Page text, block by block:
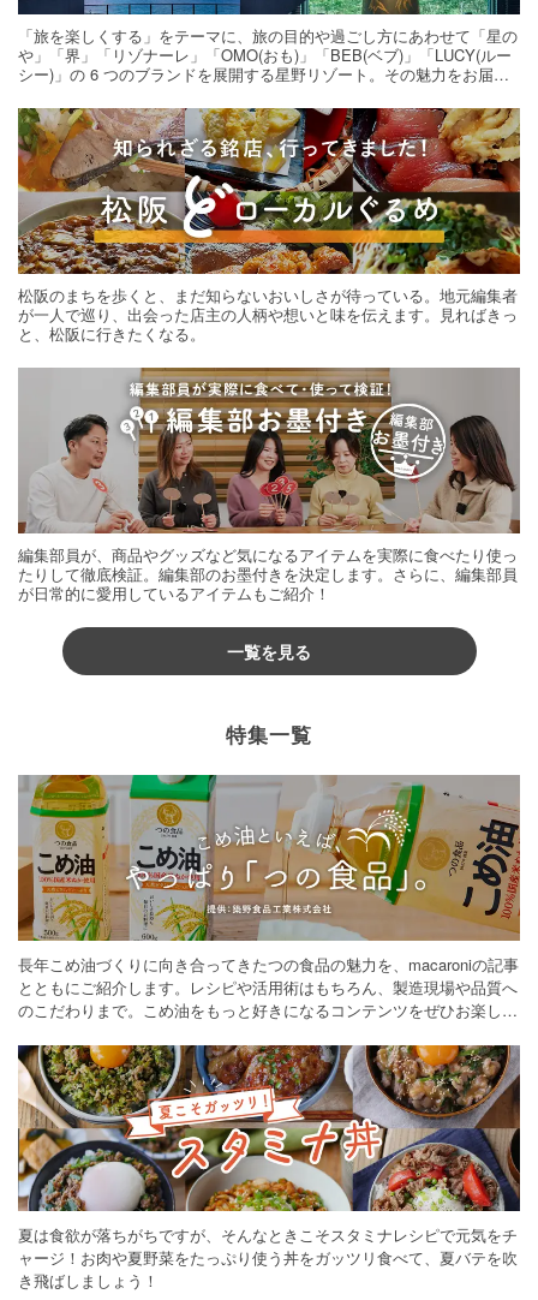
「旅を楽しくする」をテーマに、旅の目的や過ごし方にあわせて「星の
や」「界」「リゾナーレ」「OMO(おも)」「BEB(ベブ)」「LUCY(ルー
シー)」の 6 つのブランドを展開する星野リゾート。その魅力をお届け
松阪のまちを歩くと、まだ知らないおいしさが待っている。地元編集者
が一人で巡り、出会った店主の人柄や想いと味を伝えます。見ればきっ
と、松阪に行きたくなる。
編集部員が、商品やグッズなど気になるアイテムを実際に食べたり使っ
たりして徹底検証。編集部のお墨付きを決定します。さらに、編集部員
が日常的に愛用しているアイテムもご紹介！
一覧を見る
特集一覧
長年こめ油づくりに向き合ってきたつの食品の魅力を、macaroniの記事
とともにご紹介します。レシピや活用術はもちろん、製造現場や品質へ
のこだわりまで。こめ油をもっと好きになるコンテンツをぜひお楽しみ
夏は食欲が落ちがちですが、そんなときこそスタミナレシピで元気をチ
ャージ！お肉や夏野菜をたっぷり使う丼をガッツリ食べて、夏バテを吹
き飛ばしましょう！